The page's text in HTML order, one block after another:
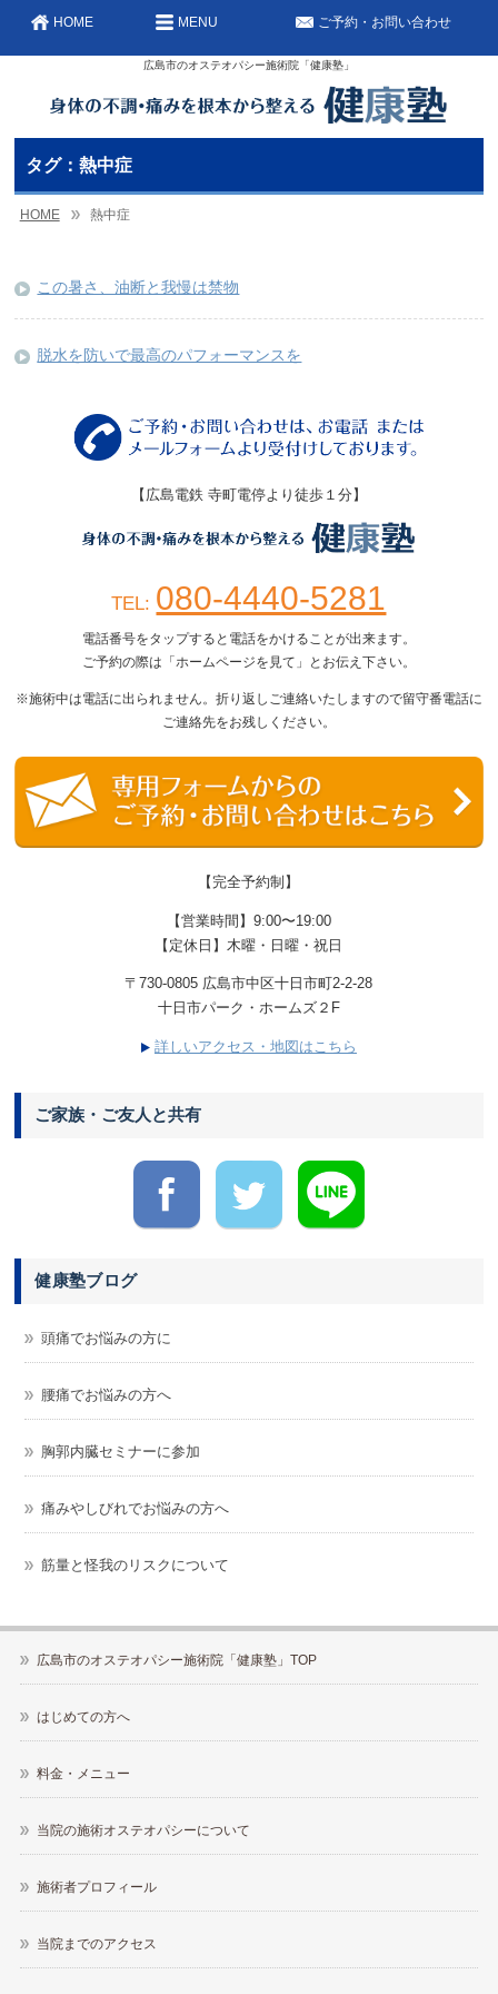
広島市のオステオパシー施術院「健康塾」
HOME ご予約・お問い合わせ
MENU
タグ：熱中症
HOME 熱中症
この暑さ、油断と我慢は禁物
脱水を防いで最高のパフォーマンスを
【広島電鉄 寺町電停より徒歩１分】
TEL: 080-4440-5281
電話番号をタップすると電話をかけることが出来ます。
ご予約の際は「ホームページを見て」とお伝え下さい。
※施術中は電話に出られません。折り返しご連絡いたしますので留守番電話に
ご連絡先をお残しください。
【完全予約制】
【営業時間】9:00〜19:00
【定休日】木曜・日曜・祝日
〒730-0805 広島市中区十日市町2-2-28
十日市パーク・ホームズ２F
詳しいアクセス・地図はこちら
ご家族・ご友人と共有
健康塾ブログ
頭痛でお悩みの方に
腰痛でお悩みの方へ
胸郭内臓セミナーに参加
痛みやしびれでお悩みの方へ
筋量と怪我のリスクについて
広島市のオステオパシー施術院「健康塾」TOP
はじめての方へ
料金・メニュー
当院の施術オステオパシーについて
施術者プロフィール
当院までのアクセス